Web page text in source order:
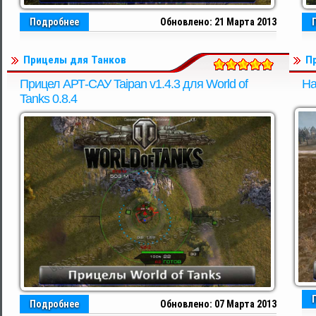
Обновлено: 21 Марта 2013
Подробнее
Прицелы для Танков
Прицел АРТ-САУ Taipan v1.4.3 для World of
Tanks 0.8.4
Обновлено: 07 Марта 2013
Подробнее